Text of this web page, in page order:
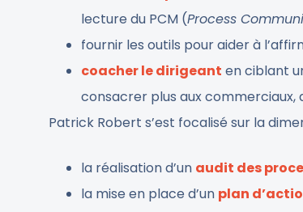
lecture du PCM (Process
fournir les outils pour aider à
coacher le dirigeant en ciblant
consacrer plus aux
Patrick Robert s’est focalisé sur la
la réalisation d’un audit des
la mise en place d’un plan